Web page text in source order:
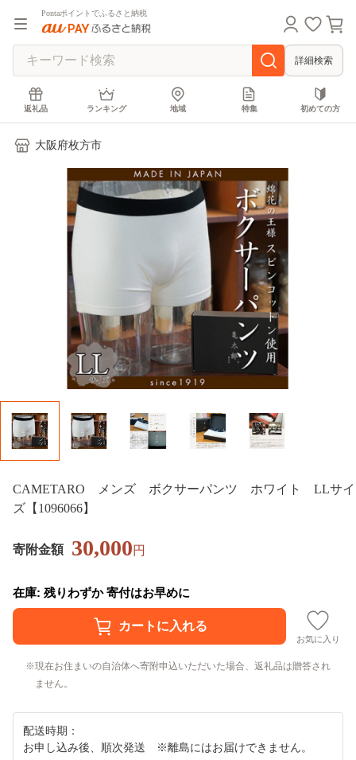
Pontaポイントでふるさと納税
詳細検索
返礼品 ランキング 地域 特集 初めての方
大阪府枚方市
CAMETARO メンズ ボクサーパンツ ホワイト LLサイ
ズ【1096066】
寄附金額 30,000円
在庫: 残りわずか 寄付はお早めに
お気に入り
現在お住まいの自治体へ寄附申込いただいた場合、返礼品は贈答され
ません。
配送時期：
お申し込み後、順次発送 ※離島にはお届けできません。